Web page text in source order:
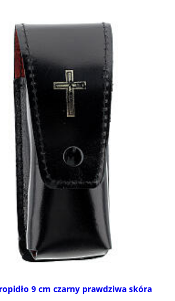
9 cm czarny prawdziwa skóra